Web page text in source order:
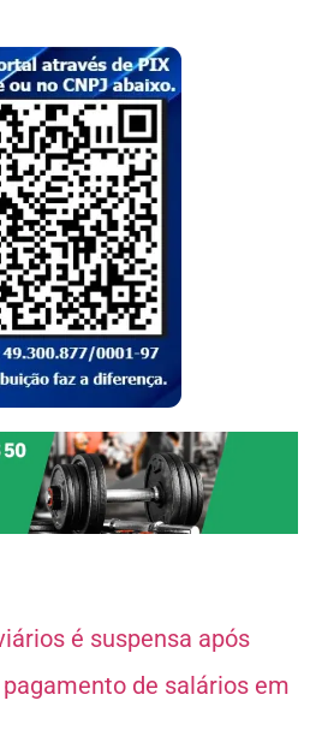
é suspensa após
de salários em